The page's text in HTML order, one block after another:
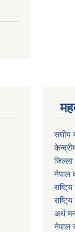
स‌घीय
जिल्ला
नेपाल
अर्थ
नेपाल